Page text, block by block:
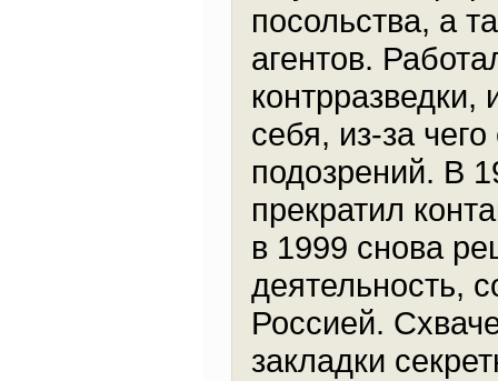
посольства, а
агентов.
себя, из-за
подозрений. В
прекратил
в 1999 снова
деятельность,
Россией.
закладки